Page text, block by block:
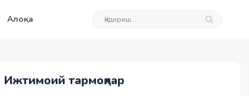
Алоқа
Ижтимоий тармоқлар